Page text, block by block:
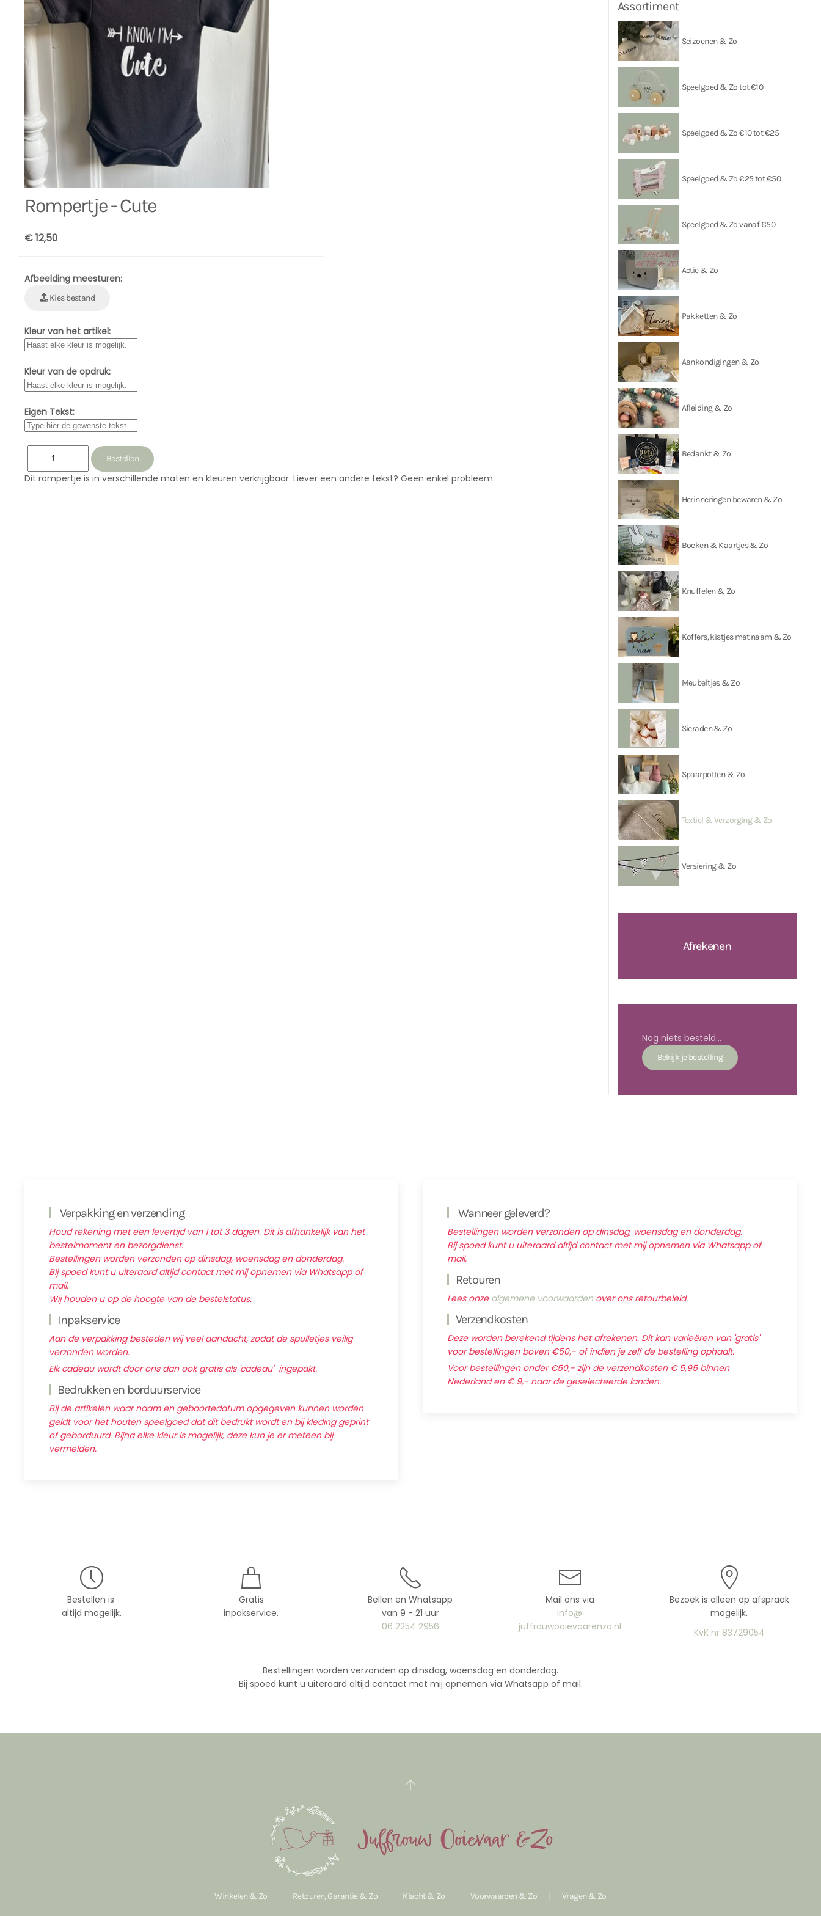
Rompertje - Cute
€ 12,50
Afbeelding meesturen:
Kies bestand
Kleur van het artikel:
Kleur van de opdruk:
Eigen Tekst:
Dit rompertje is in verschillende maten en kleuren verkrijgbaar. Liever een andere tekst? Geen enkel probleem.
Assortiment
Seizoenen & Zo
Speelgoed & Zo tot €10
Speelgoed & Zo €10 tot €25
Speelgoed & Zo €25 tot €50
Speelgoed & Zo vanaf €50
Actie & Zo
Pakketten & Zo
Aankondigingen & Zo
Afleiding & Zo
Bedankt & Zo
Herinneringen bewaren & Zo
Boeken & Kaartjes & Zo
Knuffelen & Zo
Koffers, kistjes met naam & Zo
Meubeltjes & Zo
Sieraden & Zo
Spaarpotten & Zo
Textiel & Verzorging & Zo
Versiering & Zo
Afrekenen
Nog niets besteld...
Verpakking en verzending
Houd rekening met een levertijd van 1 tot 3 dagen. Dit is afhankelijk van het
bestelmoment en bezorgdienst.
Bestellingen worden verzonden op dinsdag, woensdag en donderdag.
Bij spoed kunt u uiteraard altijd contact met mij opnemen via Whatsapp of
mail.
Wij houden u op de hoogte van de bestelstatus.
Inpakservice
Aan de verpakking besteden wij veel aandacht, zodat de spulletjes veilig
verzonden worden.
Elk cadeau wordt door ons dan ook gratis als 'cadeau' ingepakt.
Bedrukken en borduurservice
Bij de artikelen waar naam en geboortedatum opgegeven kunnen worden
geldt voor het houten speelgoed dat dit bedrukt wordt en bij kleding geprint
of geborduurd. Bijna elke kleur is mogelijk, deze kun je er meteen bij
vermelden.
Wanneer geleverd?
Bestellingen worden verzonden op dinsdag, woensdag en donderdag.
Bij spoed kunt u uiteraard altijd contact met mij opnemen via Whatsapp of
mail.
Retouren
Lees onze algemene voorwaarden over ons retourbeleid.
Verzendkosten
Deze worden berekend tijdens het afrekenen. Dit kan varieëren van 'gratis'
voor bestellingen boven €50,- of indien je zelf de bestelling ophaalt.
Voor bestellingen onder €50,- zijn de verzendkosten € 5,95 binnen
Nederland en € 9,- naar de geselecteerde landen.
Bestellen is
altijd mogelijk.
Gratis
inpakservice.
Bellen en Whatsapp
van 9 - 21 uur
06 2254 2956
Mail ons via
info@
juffrouwooievaarenzo.nl
Bezoek is alleen op afspraak
mogelijk.
KvK nr 83729054
Bestellingen worden verzonden op dinsdag, woensdag en donderdag.
Bij spoed kunt u uiteraard altijd contact met mij opnemen via Whatsapp of mail.
Winkelen & Zo Retouren, Garantie & Zo Klacht & Zo Voorwaarden & Zo Vragen & Zo